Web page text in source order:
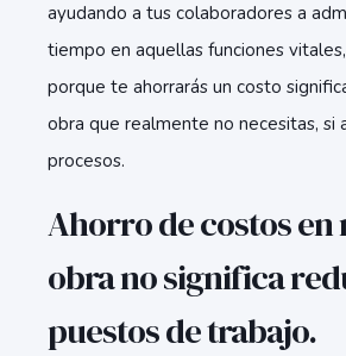
ayudando a tus colaboradores a
tiempo en aquellas funciones
porque te ahorrarás un costo
obra que realmente no necesitas, si
procesos.
Ahorro de costos en
obra no significa
puestos de trabajo.